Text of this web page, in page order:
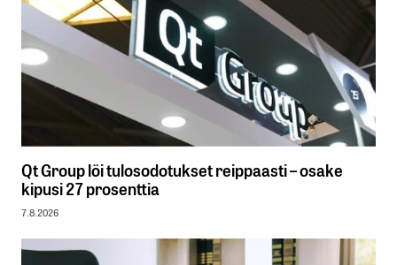
Qt Group löi tulosodotukset reippaasti – osake
kipusi 27 prosenttia
7.8.2026